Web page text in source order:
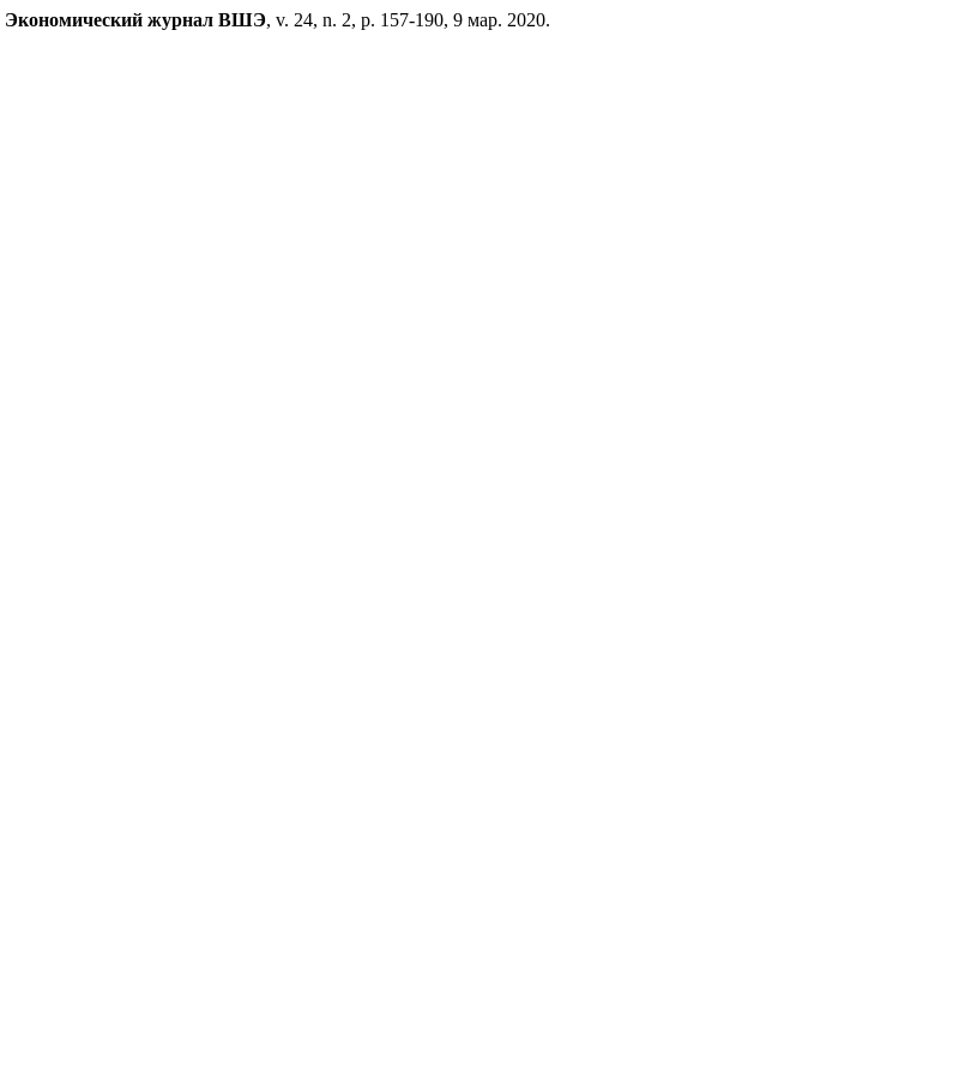
Экономический журнал ВШЭ, v. 24, n. 2, p. 157-190, 9 мар. 2020.